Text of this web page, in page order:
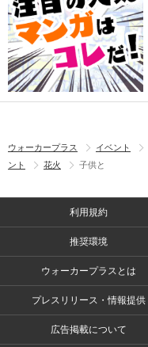
ウォーカープラス イベント
ント
花火 子供と
利用規約
推奨環境
ウォーカープラスとは
プレスリリース・情報提供
広告掲載について